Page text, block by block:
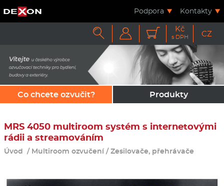
Podpora Kontakty
   Kč
s DPH CZ
Co chcete ozvučit? Produkty
MRS 4050 multiroom systém s internetovými
rádii a streamováním
Úvod / Multiroom ozvučení/Zesilovače, přehrávače